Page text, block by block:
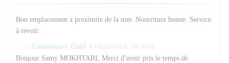
Bon emplacement a proximite de la mer. Nourriture bonne. Service
à revoir.
Catamaran Café a répondu à cet avis
Bonjour Samy MOKHTARI, Merci d'avoir pris le temps de